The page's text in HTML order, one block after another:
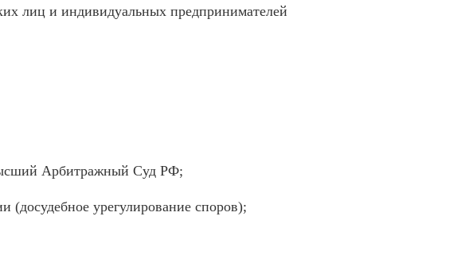
лиц и индивидуальных предпринимателей
Арбитражный Суд РФ;
(досудебное урегулирование споров);